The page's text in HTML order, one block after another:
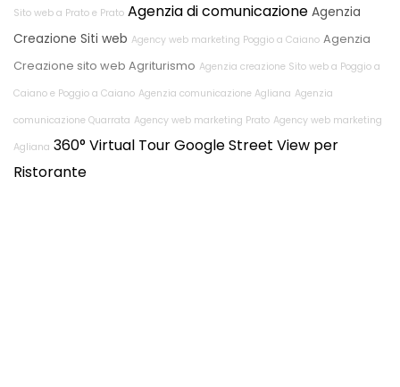
Sito web a Prato e Prato Agenzia di comunicazione Agenzia
Creazione Siti web Agency web marketing Poggio a Caiano Agenzia
Creazione sito web Agriturismo Agenzia creazione Sito web a Poggio a
Caiano e Poggio a Caiano Agenzia comunicazione Agliana Agenzia
comunicazione Quarrata Agency web marketing Prato Agency web marketing
Agliana 360° Virtual Tour Google Street View per
Ristorante